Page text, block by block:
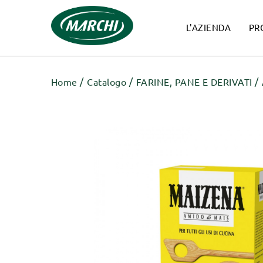
L'AZIENDA
Home Catalogo FARINE, PANE E DERIVATI